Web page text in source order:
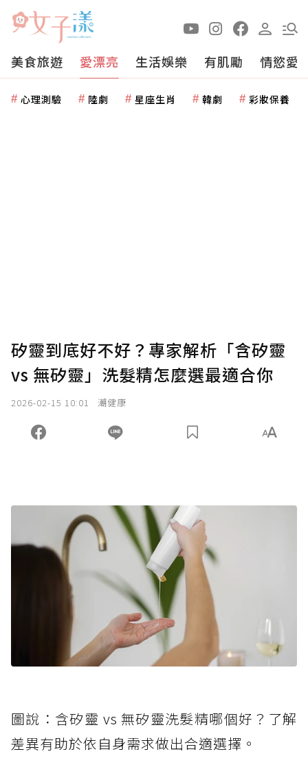
美食旅遊 愛漂亮 生活娛樂 有肌勵 情慾愛
心理測驗 陸劇 星座生肖 韓劇 彩妝保養
矽靈到底好不好？專家解析「含矽靈
vs 無矽靈」洗髮精怎麼選最適合你
2026-02-15 10:01 潮健康
圖說：含矽靈 vs 無矽靈洗髮精哪個好？了解
差異有助於依自身需求做出合適選擇。